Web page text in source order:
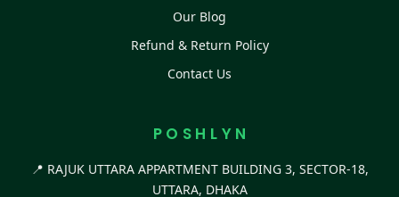
Our Blog
Refund & Return Policy
Contact Us
P O S H L Y N
📍 RAJUK UTTARA APPARTMENT BUILDING 3, SECTOR-18,
UTTARA, DHAKA